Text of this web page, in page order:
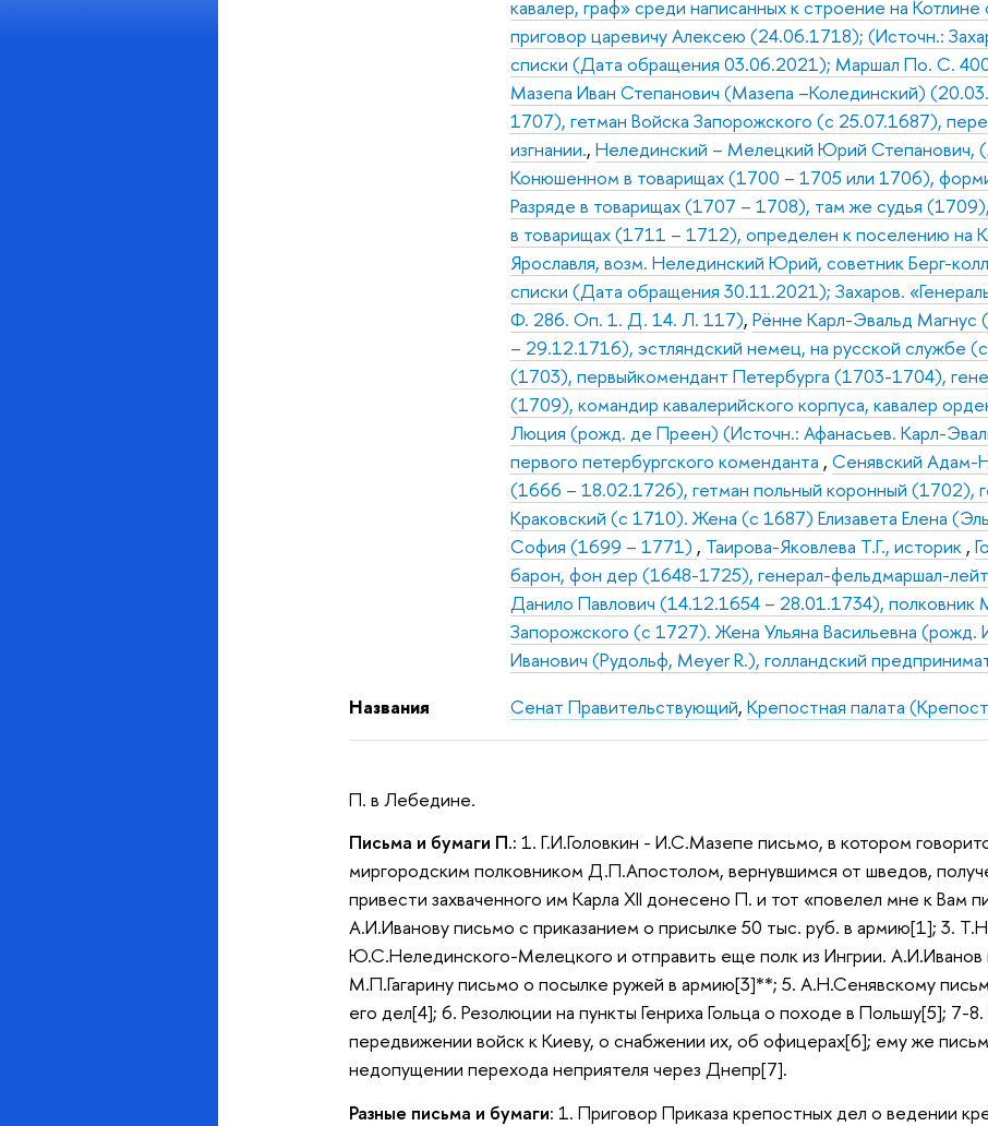
кавалер, граф» среди написанных к строение на
приговор царевичу Алексею (24.06.1718); (Источн.:
списки (Дата обращения 03.06.2021); Маршал По. С.
Мазепа Иван Степанович (Мазепа –Колединский)
1707), гетман Войска Запорожского (с 25.07.1687),
изгнании.,Нелединский – Мелецкий Юрий Степанович,
Конюшенном в товарищах (1700 – 1705 или 1706),
Разряде в товарищах (1707 – 1708), там же судья
в товарищах (1711 – 1712), определен к поселению на
Ярославля, возм. Нелединский Юрий, советник Берг-
списки (Дата обращения 30.11.2021); Захаров.
Ф. 286. Оп. 1. Д. 14. Л. 117),Рённе Карл-Эвальд Магнус
– 29.12.1716), эстляндский немец, на русской службе
(1703), первыйкомендант Петербурга (1703-1704),
(1709), командир кавалерийского корпуса, кавалер
Люция (рожд. де Преен) (Источн.: Афанасьев. Карл-
первого петербургского коменданта ,Сенявский Адам-
(1666 – 18.02.1726), гетман польный коронный (1702),
Краковский (с 1710). Жена (с 1687) Елизавета Елена
София (1699 – 1771) , Таирова-Яковлева Т.Г., историк ,
барон, фон дер (1648-1725), генерал-фельдмаршал-
Данило Павлович (14.12.1654 – 28.01.1734), полковник
Запорожского (с 1727). Жена Ульяна Васильевна (рожд.
Иванович (Рудольф, Meyer R.), голландский
Названия
Сенат Правительствующий,Крепостная палата
П. в Лебедине.
Письма и бумаги П.: 1. Г.И.Головкин - И.С.Мазепе письмо, в котором
миргородским полковником Д.П.Апостолом, вернувшимся от шведов,
привести захваченного им Карла XII донесено П. и тот «повелел мне к Вам
А.И.Иванову письмо с приказанием о присылке 50 тыс. руб. в армию[1]; 3.
Ю.С.Нелединского-Мелецкого и отправить еще полк из Ингрии.
М.П.Гагарину письмо о посылке ружей в армию[3]**; 5. А.Н.Сенявскому
его дел[4]; 6. Резолюции на пункты Генриха Гольца о походе в Польшу[5]; 7-
передвижении войск к Киеву, о снабжении их, об офицерах[6]; ему же
недопущении перехода неприятеля через Днепр[7].
Разные письма и бумаги: 1. Приговор Приказа крепостных дел о ведении